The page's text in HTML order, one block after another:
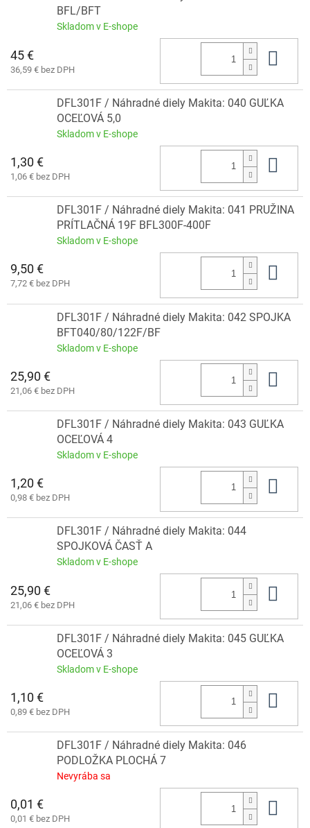
BFL/BFT
Skladom v E-shope
45 €
36,59 € bez DPH
DFL301F / Náhradné diely Makita: 040 GUĽKA
OCEĽOVÁ 5,0
Skladom v E-shope
1,30 €
1,06 € bez DPH
DFL301F / Náhradné diely Makita: 041 PRUŽINA
PRÍTLAČNÁ 19F BFL300F-400F
Skladom v E-shope
9,50 €
7,72 € bez DPH
DFL301F / Náhradné diely Makita: 042 SPOJKA
BFT040/80/122F/BF
Skladom v E-shope
25,90 €
21,06 € bez DPH
DFL301F / Náhradné diely Makita: 043 GUĽKA
OCEĽOVÁ 4
Skladom v E-shope
1,20 €
0,98 € bez DPH
DFL301F / Náhradné diely Makita: 044
SPOJKOVÁ ČASŤ A
Skladom v E-shope
25,90 €
21,06 € bez DPH
DFL301F / Náhradné diely Makita: 045 GUĽKA
OCEĽOVÁ 3
Skladom v E-shope
1,10 €
0,89 € bez DPH
DFL301F / Náhradné diely Makita: 046
PODLOŽKA PLOCHÁ 7
Nevyrába sa
0,01 €
0,01 € bez DPH